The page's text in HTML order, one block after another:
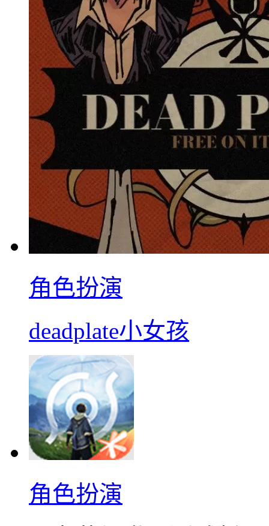
角色扮演
deadplate小女孩
角色扮演